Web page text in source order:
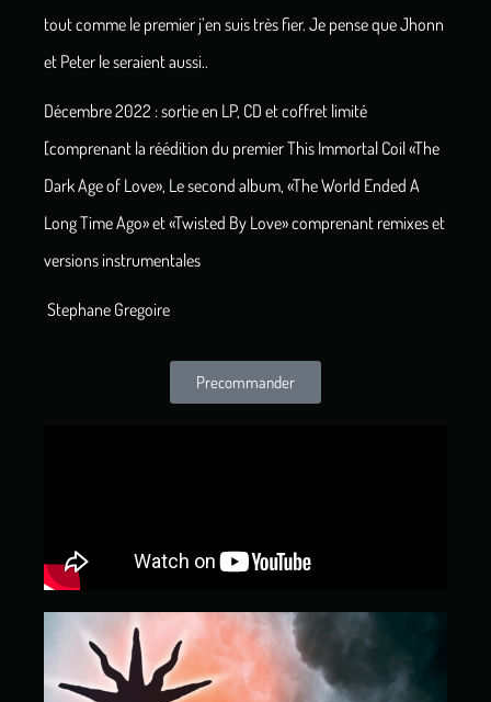
tout comme le premier j’en suis très fier. Je pense que Jhonn
et Peter le seraient aussi..
Décembre 2022 : sortie en LP, CD et coffret limité
[comprenant la réédition du premier This Immortal Coil «The
Dark Age of Love», Le second album, «The World Ended A
Long Time Ago» et «Twisted By Love» comprenant remixes et
versions instrumentales
Stephane Gregoire
Precommander